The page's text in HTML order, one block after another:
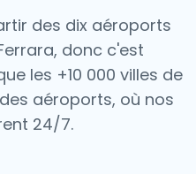
des dix aéroports
donc c'est
les +10 000 villes de
aéroports, où nos
24/7.